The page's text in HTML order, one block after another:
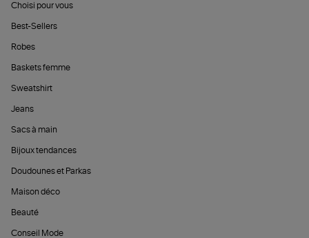
Choisi pour vous
Best-Sellers
Robes
Baskets femme
Sweatshirt
Jeans
Sacs à main
Bijoux tendances
Doudounes et Parkas
Maison déco
Beauté
Conseil Mode